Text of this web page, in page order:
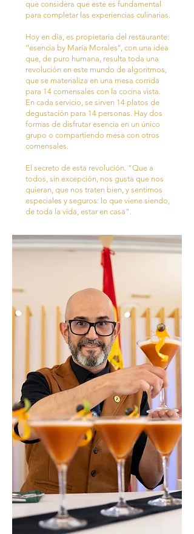
que considera que este es fundamental
para completar las experiencias culinarias.
Hoy en día, es propietaria del restaurante:
‘’esencia by María Morales’’, con una idea
que, de puro humana, resulta toda una
revolución en este mundo de algoritmos,
que se materializa en una mesa corrida
para 14 comensales con la cocina vista.
En cada servicio, se sirven 14 platos de
degustación para 14 personas. Hay dos
formas de disfrutar esencia en un único
grupo o compartiendo mesa con otros
comensales.
El secreto de esta revolución. “Que a
todos, sin excepción, nos gusta que nos
quieran, que nos traten bien, y sentirnos
especiales y seguros: lo que viene siendo,
de toda la vida, estar en casa".